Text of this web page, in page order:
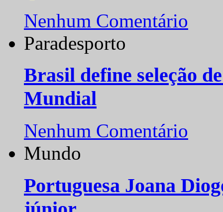
Nenhum Comentário
Paradesporto
Brasil define seleção
Mundial
Nenhum Comentário
Mundo
Portuguesa Joana